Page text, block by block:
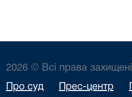
2026 © Всі права захищені
Про суд Прес-центр